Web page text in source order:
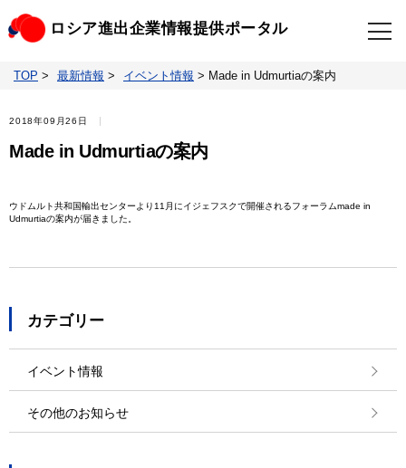
ロシア進出企業情報提供ポータル
TOP > 最新情報 > イベント情報 > Made in Udmurtiaの案内
2018年09月26日
Made in Udmurtiaの案内
ウドムルト共和国輸出センターより11月にイジェフスクで開催されるフォーラムmade in
Udmurtiaの案内が届きました。
カテゴリー
イベント情報
その他のお知らせ